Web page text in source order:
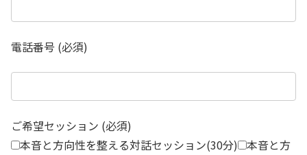
電話番号 (必須)
ご希望セッション (必須)
本音と方向性を整える対話セッション(30分) 本音と方